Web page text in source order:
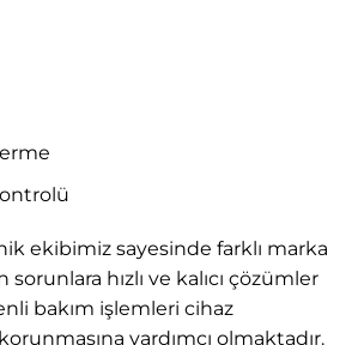
ekibimiz sayesinde farklı marka
hızlı ve kalıcı çözümler
bakım işlemleri cihaz
yardımcı olmaktadır.